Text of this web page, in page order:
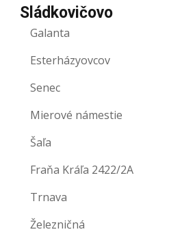
Sládkovičovo
Galanta
Esterházyovcov
Senec
Mierové námestie
Šaľa
Fraňa Kráľa 2422/2A
Trnava
Železničná